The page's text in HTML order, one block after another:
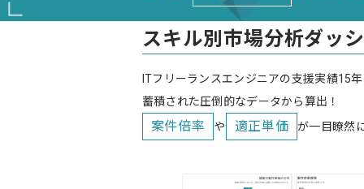
スキル別市場分析ダッ
ITフリーランスエンジニアの支援実績15
蓄積された圧倒的なデータから算出！
案件倍率 や 適正単価 が一目瞭然